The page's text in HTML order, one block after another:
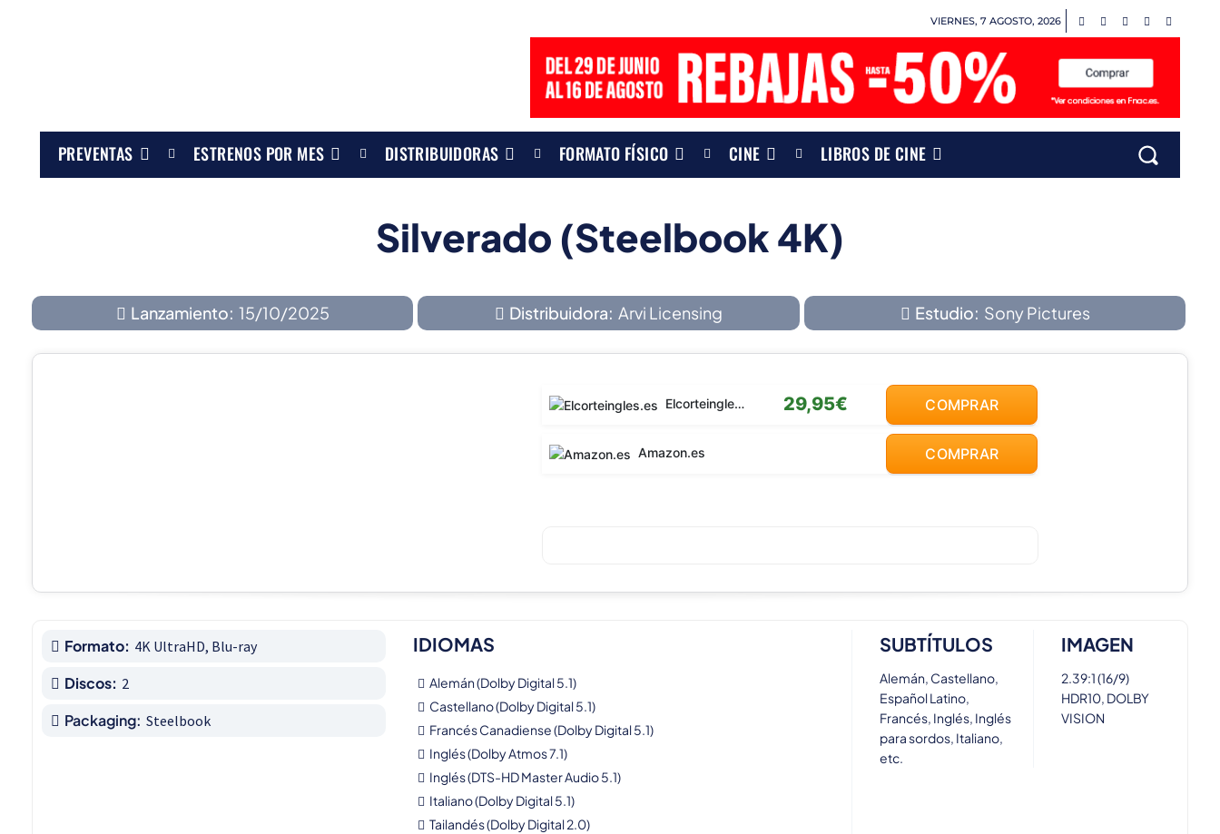
VIERNES, 7 AGOSTO, 2026
PREVENTAS ESTRENOS POR MES DISTRIBUIDORAS FORMATO FÍSICO CINE LIBROS DE CINE
Silverado (Steelbook 4K)
Lanzamiento: 15/10/2025 Distribuidora: Arvi Licensing Estudio: Sony Pictures
Elcorteingles.es 29,95€ COMPRAR
Amazon.es COMPRAR
Formato: 4K UltraHD, Blu-ray
Discos: 2
Packaging: Steelbook
IDIOMAS
Alemán (Dolby Digital 5.1)
Castellano (Dolby Digital 5.1)
Francés Canadiense (Dolby Digital 5.1)
Inglés (Dolby Atmos 7.1)
Inglés (DTS-HD Master Audio 5.1)
Italiano (Dolby Digital 5.1)
Tailandés (Dolby Digital 2.0)
SUBTÍTULOS
Alemán, Castellano,
Español Latino,
Francés, Inglés, Inglés
para sordos, Italiano,
etc.
IMAGEN
2.39:1 (16/9)
HDR10, DOLBY
VISION